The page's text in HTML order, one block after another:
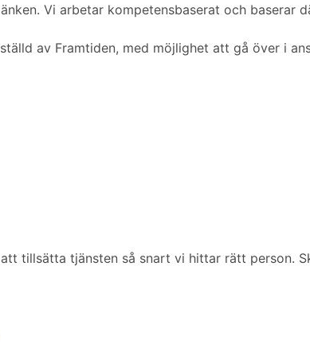
Vi arbetar kompetensbaserat och baserar
av Framtiden, med möjlighet att gå över i
tillsätta tjänsten så snart vi hittar rätt person.